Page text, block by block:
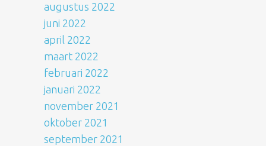
augustus 2022
juni 2022
april 2022
maart 2022
februari 2022
januari 2022
november 2021
oktober 2021
september 2021